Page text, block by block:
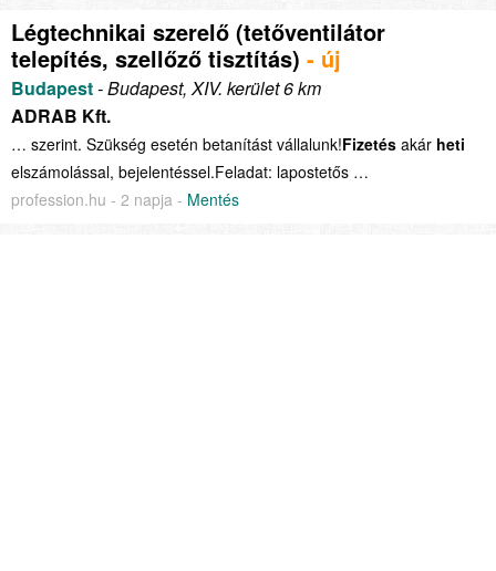
Légtechnikai szerelő (tetőventilátor
telepítés, szellőző tisztítás) - új
Budapest- Budapest, XIV. kerület 6 km
ADRAB Kft.
… szerint. Szükség esetén betanítást vállalunk!Fizetés akár heti
elszámolással, bejelentéssel.Feladat: lapostetős …
profession.hu - 2 napja - Mentés